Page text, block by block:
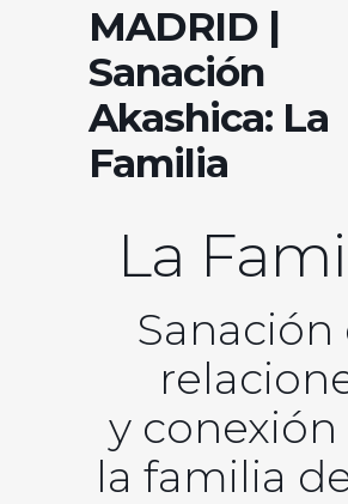
MADRID |
Sanación
Akashica: La
Familia
La
Sanación
y conexión
la familia